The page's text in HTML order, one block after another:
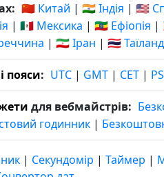
🇨🇳 Китай | 🇮🇳 Індія | 🇺🇸
| 🇲🇽 Мексика | 🇪🇹 Ефіопія |
| 🇮🇷 Іран | 🇹🇭 Таїланд
пояси: UTC | GMT | CET |
для вебмайстрів:
годинник |
| Секундомір | Таймер |